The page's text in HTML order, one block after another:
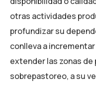
otras actividades
profundizar su
conlleva a
extender las zonas de
sobrepastoreo, a su